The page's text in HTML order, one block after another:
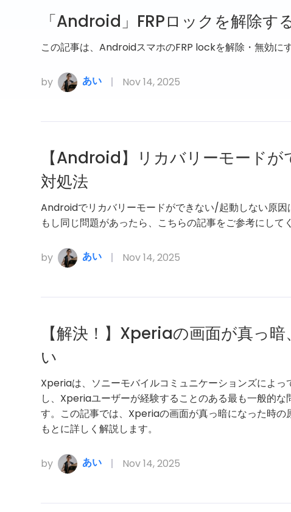
「Android」FRPロックを解除す
この記事は、AndroidスマホのFRP lockを解除・無効に
by あい Nov 14, 2025
【Android】リカバリーモード
対処法
Androidでリカバリーモードができない/起動しない原因
もし同じ問題があったら、こちらの記事をご参考にして
by あい Nov 14, 2025
【解決！】Xperiaの画面が真っ
い
Xperiaは、ソニーモバイルコミュニケーションズによ
し、Xperiaユーザーが経験することのある最も一般的
す。この記事では、Xperiaの画面が真っ暗になった時
もとに詳しく解説します。
by あい Nov 14, 2025